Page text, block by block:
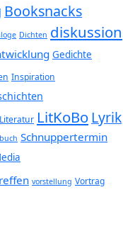
Booksnacks
Dichten diskussion
Gedichte
Inspiration
Literatur LitKoBoLyrik
Schnuppertermin
vorstellung Vortrag